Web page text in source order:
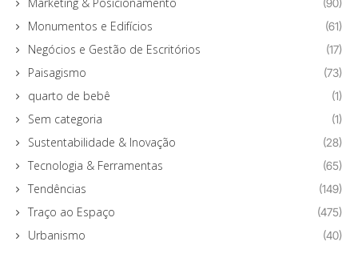
(90)
Monumentos e Edifícios (61)
Negócios e Gestão de Escritórios (17)
Paisagismo (73)
quarto de bebê (1)
Sem categoria (1)
Sustentabilidade & Inovação (28)
Tecnologia & Ferramentas (65)
Tendências (149)
Traço ao Espaço (475)
Urbanismo (40)